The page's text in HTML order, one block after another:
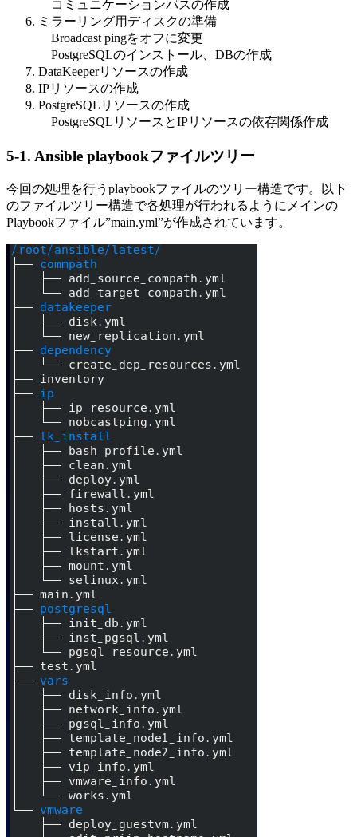
コミュニケーションパスの作成
ミラーリング用ディスクの準備
Broadcast pingをオフに変更
PostgreSQLのインストール、DBの作成
DataKeeperリソースの作成
IPリソースの作成
PostgreSQLリソースの作成
PostgreSQLリソースとIPリソースの依存関係作成
5-1. Ansible playbookファイルツリー
今回の処理を行う playbookファイルのツリー構造です。以下
のファイルツリー構造で各処理が行われるようにメインの
Playbookファイル”main.yml”が作成されています。